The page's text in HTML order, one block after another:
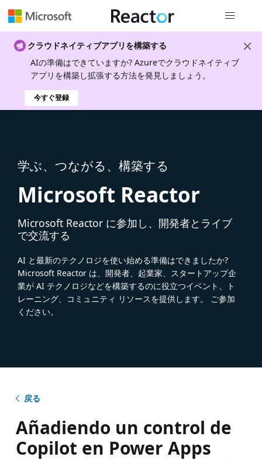
クラウドネイティブアプリを構築する
AIの準備はできていますか? Azureでクラウドネイティブ
アプリを構築し拡張する方法を発見しましょう。
今すぐ登録
学ぶ、つながる、構築する
Microsoft Reactor
Microsoft Reactor に参加し、開発者とライブ
で交流する
AI と最新のテクノロジを使い始める準備はできましたか?
Microsoft Reactor は、開発者、起業家、スタートアップ企
業が AI テクノロジなどを構築するのに役立つイベント、ト
レーニング、コミュニティ リソースを提供します。 ご参加
ください。
戻る
Añadiendo un control de
Copilot en Power Apps